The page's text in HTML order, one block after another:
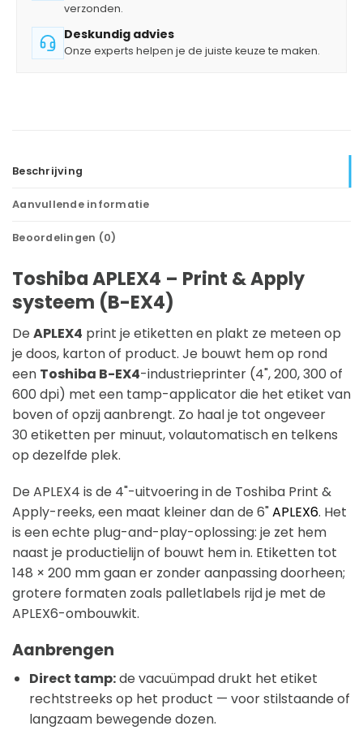
verzonden.
Deskundig advies
Onze experts helpen je de juiste keuze te maken.
Beschrijving
Aanvullende informatie
Beoordelingen (0)
Toshiba APLEX4 – Print & Apply
systeem (B-EX4)
De APLEX4 print je etiketten en plakt ze meteen op
je doos, karton of product. Je bouwt hem op rond
een Toshiba B-EX4-industrieprinter (4", 200, 300 of
600 dpi) met een tamp-applicator die het etiket van
boven of opzij aanbrengt. Zo haal je tot ongeveer
30 etiketten per minuut, volautomatisch en telkens
op dezelfde plek.
De APLEX4 is de 4"-uitvoering in de Toshiba Print &
Apply-reeks, een maat kleiner dan de 6"APLEX6. Het
is een echte plug-and-play-oplossing: je zet hem
naast je productielijn of bouwt hem in. Etiketten tot
148 × 200 mm gaan er zonder aanpassing doorheen;
grotere formaten zoals palletlabels rijd je met de
APLEX6-ombouwkit.
Aanbrengen
Direct tamp:de vacuümpad drukt het etiket
rechtstreeks op het product — voor stilstaande of
langzaam bewegende dozen.